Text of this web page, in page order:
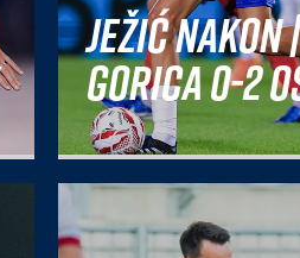
Ježić nakon |
Gorica 0-2